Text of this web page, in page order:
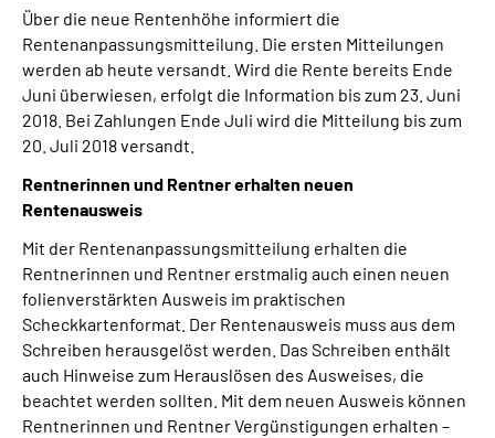
Über die neue Rentenhöhe informiert die
Rentenanpassungsmitteilung. Die ersten Mitteilungen
werden ab heute versandt. Wird die Rente bereits Ende
Juni überwiesen, erfolgt die Information bis zum 23. Juni
2018. Bei Zahlungen Ende Juli wird die Mitteilung bis zum
20. Juli 2018 versandt.
Rentnerinnen und Rentner erhalten neuen
Rentenausweis
Mit der Rentenanpassungsmitteilung erhalten die
Rentnerinnen und Rentner erstmalig auch einen neuen
folienverstärkten Ausweis im praktischen
Scheckkartenformat. Der Rentenausweis muss aus dem
Schreiben herausgelöst werden. Das Schreiben enthält
auch Hinweise zum Herauslösen des Ausweises, die
beachtet werden sollten. Mit dem neuen Ausweis können
Rentnerinnen und Rentner Vergünstigungen erhalten –